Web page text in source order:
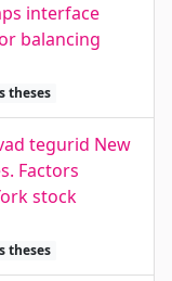
interface
balancing
theses
tegurid New
Factors
stock
theses